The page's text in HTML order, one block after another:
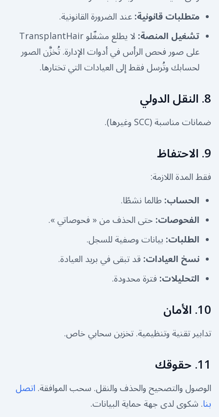
متطلبات قانونية: عند الضرورة القانونية.
تشغيل المنصة:
لا يطلع مشغّلو TransplantHair
على صور فحص الرأس في أدوات الإدارة. تُخزَّن الصور
لحسابك وتُرسل فقط إلى العيادات التي تختارها.
8. النقل الدولي
ضمانات مناسبة (SCC وغيرها).
9. الاحتفاظ
فقط المدة اللازمة:
الحساب: طالما نشطًا.
الفحوصات: حتى الحذف من « فحوصاتي ».
الطلبات: بيانات وصفية للسجل.
نسخ العيادات: قد تبقى في بريد العيادة.
التحليلات: فترة محدودة.
10. الأمان
تدابير تقنية وتنظيمية. تخزين سحابي خاص.
11. حقوقك
الوصول والتصحيح والحذف والنقل. سحب الموافقة. اتصل
بنا. شكوى لدى جهة حماية البيانات.